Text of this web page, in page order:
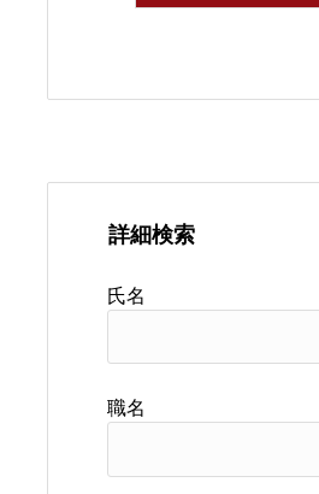
詳細検索
氏名
職名